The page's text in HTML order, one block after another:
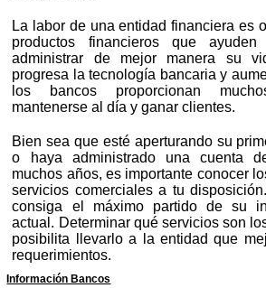
La labor de una entidad financiera es
productos financieros que
administrar de mejor manera su
progresa la tecnología bancaria y
los bancos proporcionan
mantenerse al día y ganar clientes.
Bien sea que esté aperturando su
o haya administrado una cuenta
muchos años, es importante conocer
servicios comerciales a tu
consiga el máximo partido de su
actual. Determinar qué servicios son
posibilita llevarlo a la entidad que
requerimientos.
Información Bancos